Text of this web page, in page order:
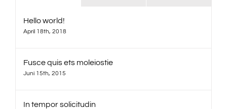
Hello world!
April 18th, 2018
Fusce quis ets moleiostie
Juni 15th, 2015
In tempor solicitudin